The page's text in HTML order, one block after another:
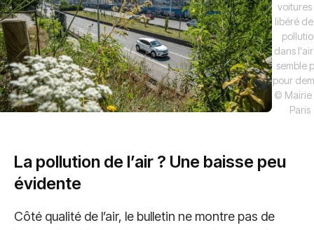
voitures
libéré
dans
semble
pour
© Mairie
Paris
La pollution de l’air ? Une baisse peu
évidente
Côté qualité de l’air, le bulletin ne montre pas de